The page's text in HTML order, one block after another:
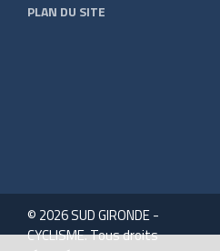
PLAN DU SITE
© 2026 SUD GIRONDE -
CYCLISME. Tous droits